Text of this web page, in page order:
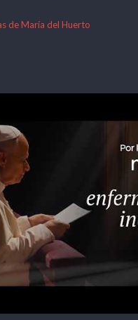
de María del Huerto